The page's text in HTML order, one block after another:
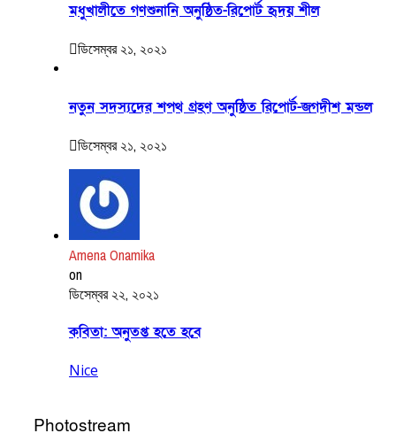
মধুখালীতে গণশুনানি অনুষ্ঠিত-রিপোর্ট হৃদয় শীল
ডিসেম্বর ২১, ২০২১
নতুন সদস্যদের শপথ গ্রহণ অনুষ্ঠিত রিপোর্ট-জগদীশ মন্ডল
ডিসেম্বর ২১, ২০২১
Amena Onamika
on
ডিসেম্বর ২২, ২০২১
কবিতা: অনুতপ্ত হতে হবে
Nice
Photostream